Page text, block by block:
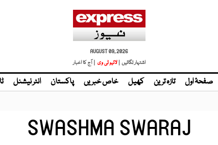
AUGUST 09, 2026
اشتہار لگائیں | لائیو ٹی وی | آج کا اخبار
صفحۂ اول تازہ ترین کھیل خاص خبریں پاکستان انٹر نیشنل
SWASHMA SWARAJ